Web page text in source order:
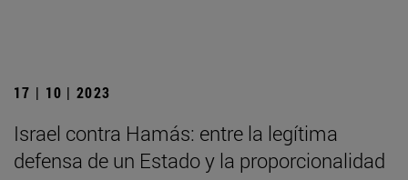
17 | 10 | 2023
Israel contra Hamás: entre la legítima
defensa de un Estado y la proporcionalidad